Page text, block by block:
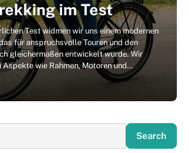
im Test
Test widmen wir uns einem modernen
für anspruchsvolle Touren und den
gleichermaßen entwickelt wurde. Wir
Aspekte wie Rahmen, Motoren und…
Search